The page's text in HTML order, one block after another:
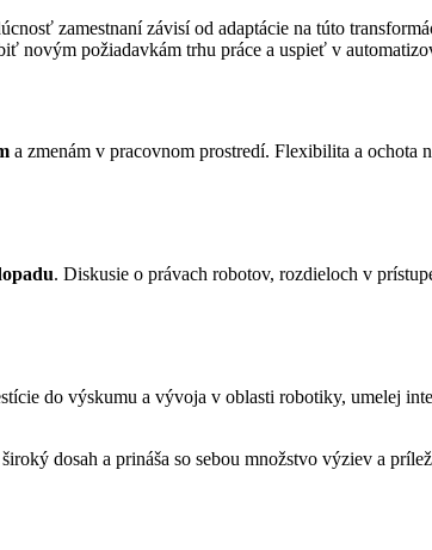
zamestnaní závisí od adaptácie na túto
novým požiadavkám trhu práce a uspieť v
a zmenám v pracovnom prostredí. Flexibilita a
. Diskusie o právach robotov, rozdieloch v
do výskumu a vývoja v oblasti robotiky, umelej
dosah a prináša so sebou množstvo výziev a